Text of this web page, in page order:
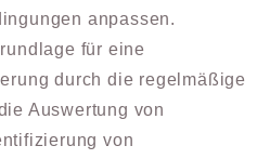
anpassen.
für eine
durch die regelmäßige
Auswertung von
von